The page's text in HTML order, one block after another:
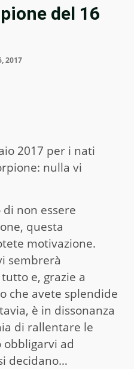
del 16
2017
2017 per i nati
nulla vi
non essere
questa
motivazione.
sembrerà
e, grazie a
che avete splendide
è in dissonanza
di rallentare le
obbligarvi ad
decidano…